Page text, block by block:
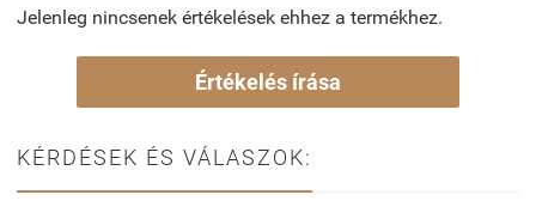
Jelenleg nincsenek értékelések ehhez a termékhez.
Értékelés írása
KÉRDÉSEK ÉS VÁLASZOK: